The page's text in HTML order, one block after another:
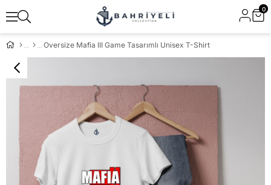
0
Oversize Mafia III Game Tasarımlı Unisex T-Shirt